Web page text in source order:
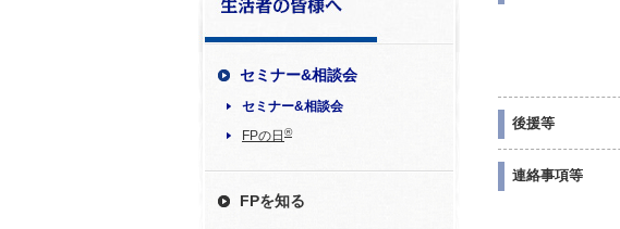
セミナー&相談会
セミナー&相談会
FPの日 ®
FPを知る
後援等
連絡事項等